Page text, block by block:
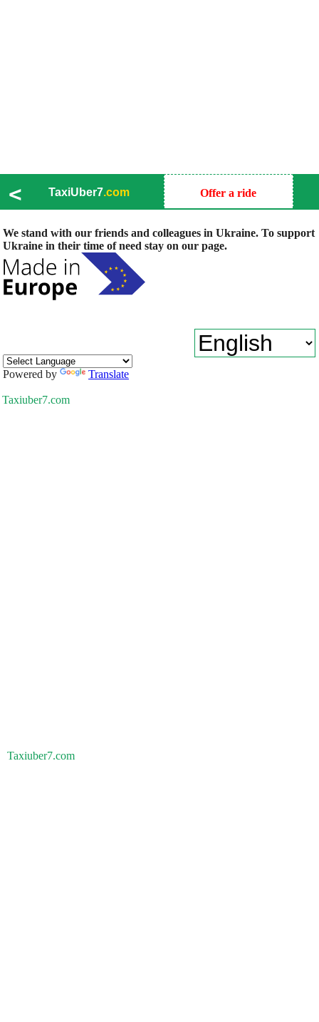
< TaxiUber7.com Offer a ride
We stand with our friends and colleagues in Ukraine. To support
Ukraine in their time of need stay on our page.
Powered by Translate
Taxiuber7.com
Taxiuber7.com